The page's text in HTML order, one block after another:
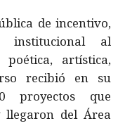
de incentivo,
institucional al
artística,
recibió en su
proyectos que
del Área